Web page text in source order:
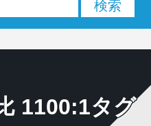
1100:1タグ